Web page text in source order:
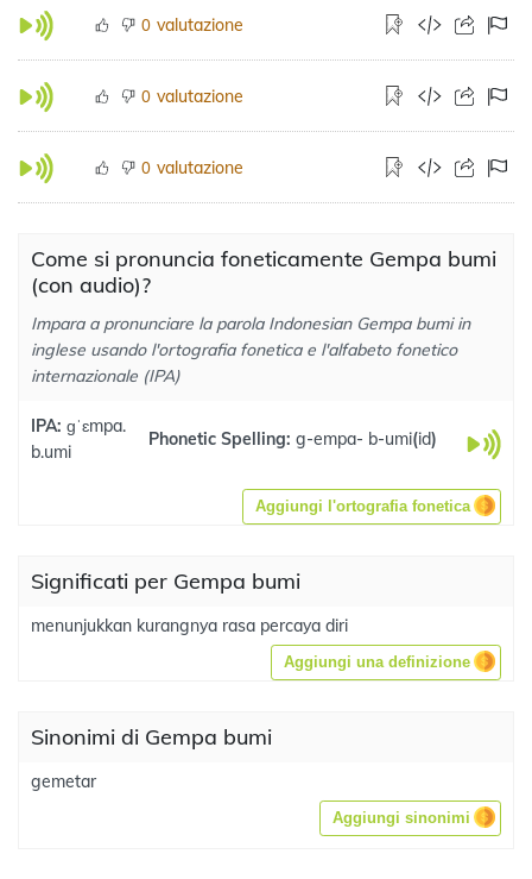
0 valutazione
0 valutazione
0 valutazione
Come si pronuncia foneticamente Gempa bumi
(con audio)?
Impara a pronunciare la parola Indonesian Gempa bumi in
inglese usando l'ortografia fonetica e l'alfabeto fonetico
internazionale (IPA)
IPA: ɡˈɛmpa.
b.umi
Phonetic Spelling: g-empa- b-umi(id)
Aggiungi l'ortografia fonetica
Significati per Gempa bumi
menunjukkan kurangnya rasa percaya diri
Aggiungi una definizione
Sinonimi di Gempa bumi
gemetar
Aggiungi sinonimi